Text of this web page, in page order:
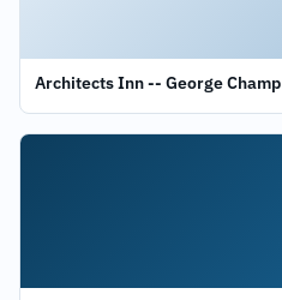
Architects Inn -- George Champ